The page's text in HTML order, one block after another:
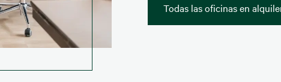
Todas las oficinas en